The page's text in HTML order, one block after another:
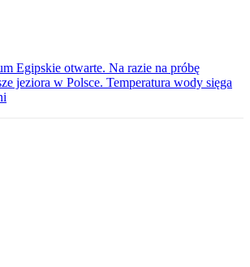
Egipskie otwarte. Na razie na próbę
jeziora w Polsce. Temperatura wody sięga